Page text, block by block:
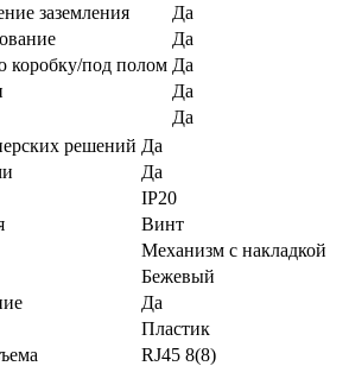
заземления
Да
Да
под полом Да
Да
Да
решений Да
Да
IP20
Винт
Механизм с накладкой
Бежевый
Да
Пластик
RJ45 8(8)